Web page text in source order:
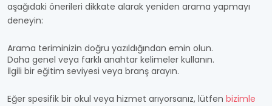
aşağıdaki önerileri dikkate alarak yeniden arama yapmayı
deneyin:
Arama teriminizin doğru yazıldığından emin olun.
Daha genel veya farklı anahtar kelimeler kullanın.
İlgili bir eğitim seviyesi veya branş arayın.
Eğer spesifik bir okul veya hizmet arıyorsanız, lütfen bizimle